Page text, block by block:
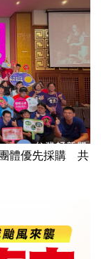
體優先採購 共